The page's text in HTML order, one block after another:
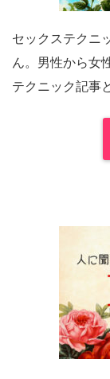
セックステクニ
ん。男性から女
テクニック記事